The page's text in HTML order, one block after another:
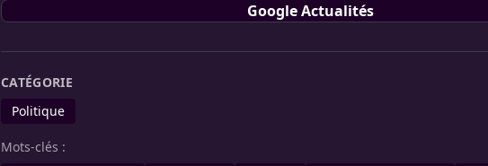
Google Actualités
CATÉGORIE
Politique
Mots-clés :